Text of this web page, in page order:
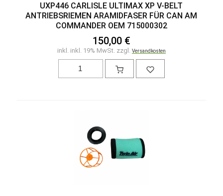
UXP446 CARLISLE ULTIMAX XP V-BELT
ANTRIEBSRIEMEN ARAMIDFASER FÜR CAN AM
COMMANDER OEM 715000302
150,00 €
inkl. inkl. 19% MwSt. zzgl. Versandkosten